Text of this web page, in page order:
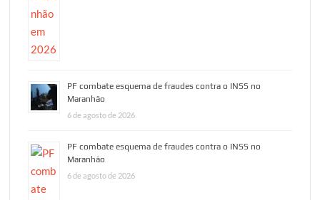
PF combate esquema de fraudes contra o INSS no
Maranhão
6 de agosto de 2026
PF combate esquema de fraudes contra o INSS no
Maranhão
6 de agosto de 2026